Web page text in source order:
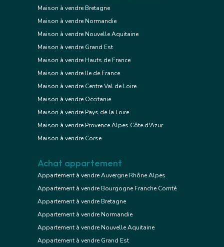
Maison à vendre Bretagne
Maison à vendre Normandie
Maison à vendre Nouvelle Aquitaine
Maison à vendre Grand Est
Maison à vendre Hauts de France
Maison à vendre Ile de France
Maison à vendre Centre Val de Loire
Maison à vendre Occitanie
Maison à vendre Pays de la Loire
Maison à vendre Provence Alpes Côte d'Azur
Maison à vendre Corse
Achat appartement
Appartement à vendre Auvergne Rhône Alpes
Appartement à vendre Bourgogne Franche Comté
Appartement à vendre Bretagne
Appartement à vendre Normandie
Appartement à vendre Nouvelle Aquitaine
Appartement à vendre Grand Est